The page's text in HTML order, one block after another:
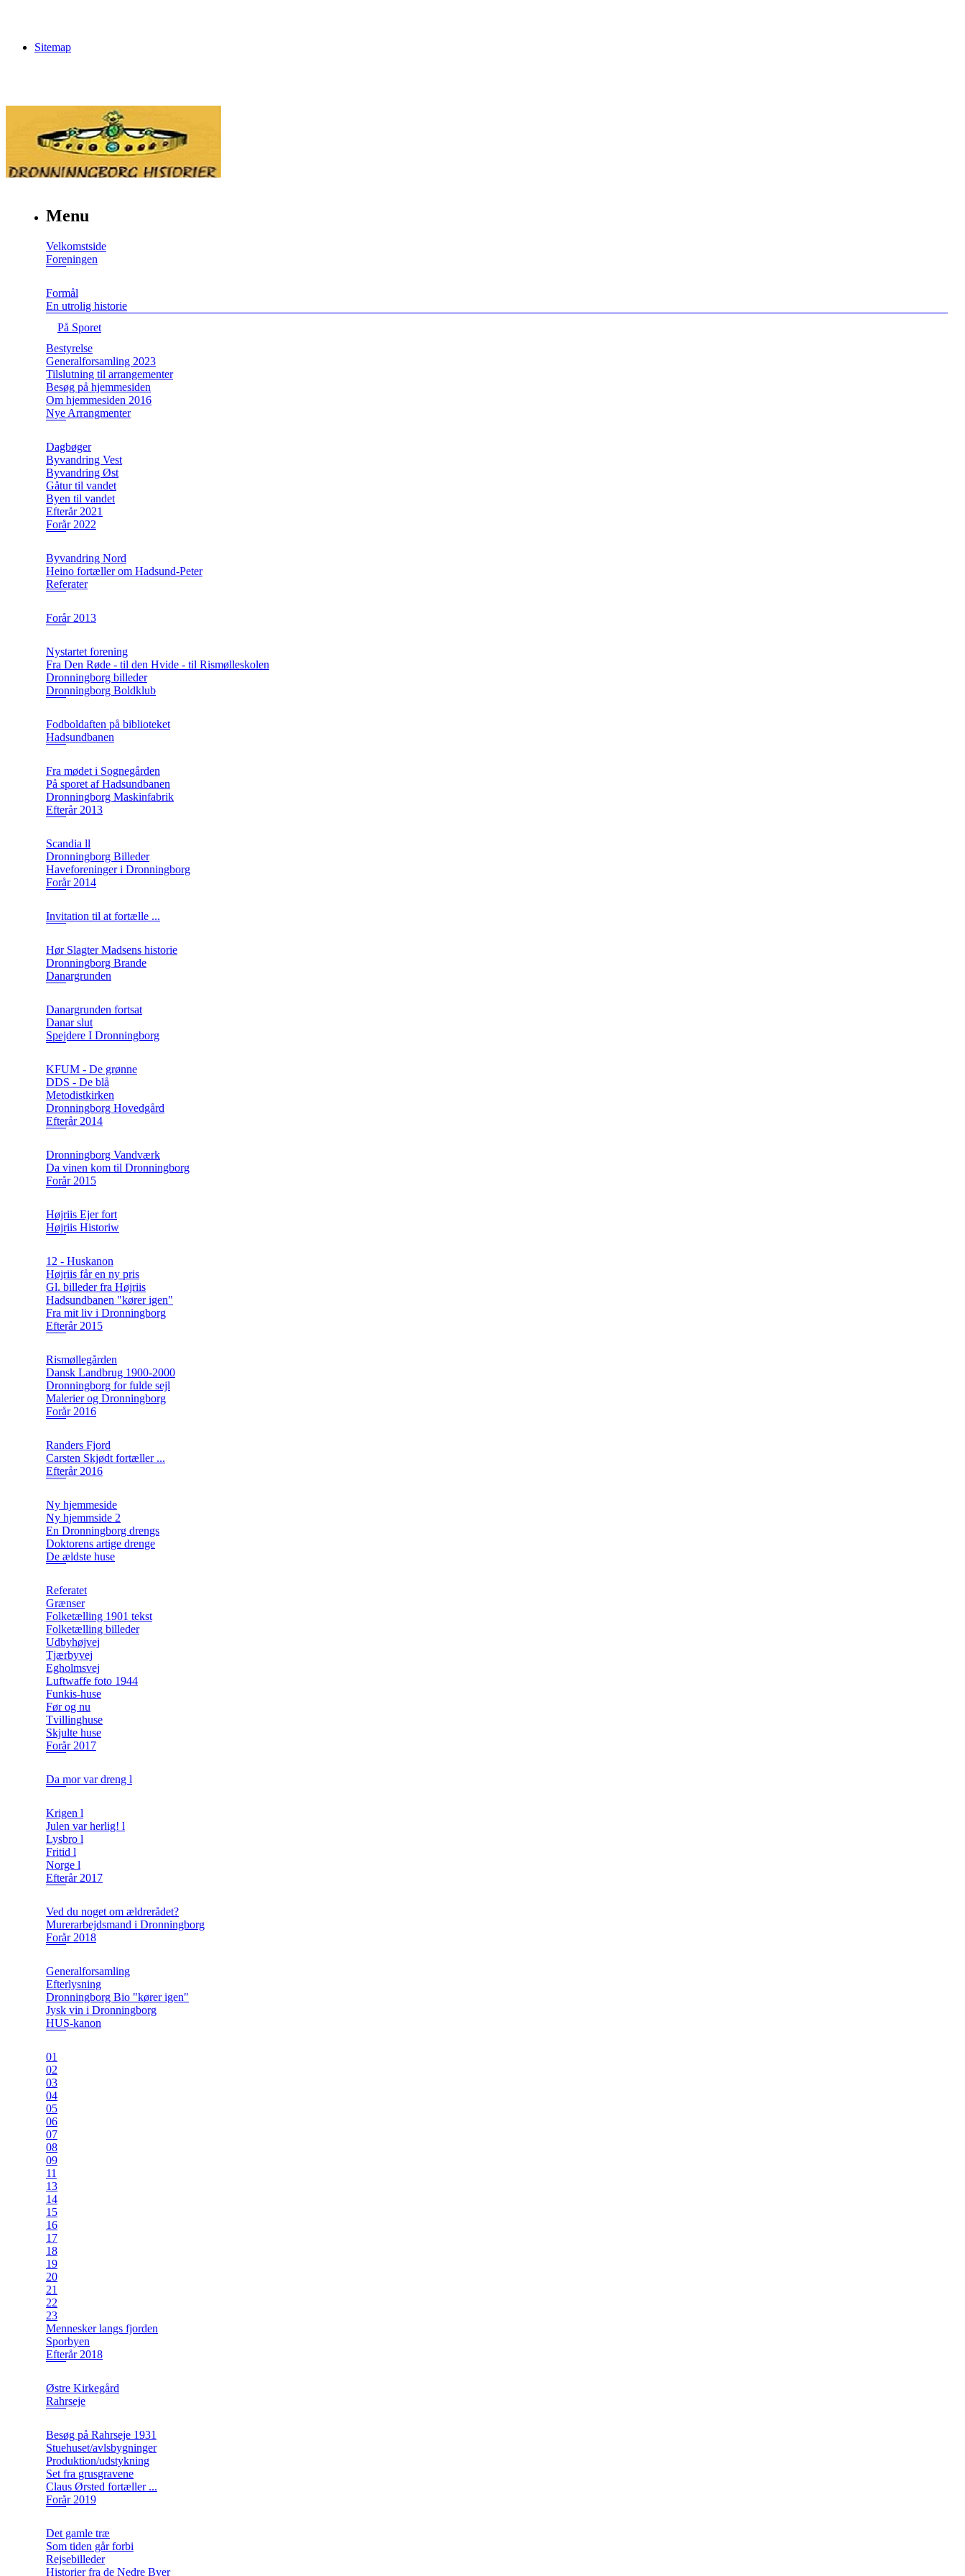
Sitemap
Menu
Velkomstside
Foreningen
Formål
En utrolig historie
På Sporet
Bestyrelse
Generalforsamling 2023
Tilslutning til arrangementer
Besøg på hjemmesiden
Om hjemmesiden 2016
Nye Arrangmenter
Dagbøger
Byvandring Vest
Byvandring Øst
Gåtur til vandet
Byen til vandet
Efterår 2021
Forår 2022
Byvandring Nord
Heino fortæller om Hadsund-Peter
Referater
Forår 2013
Nystartet forening
Fra Den Røde - til den Hvide - til Rismølleskolen
Dronningborg billeder
Dronningborg Boldklub
Fodboldaften på biblioteket
Hadsundbanen
Fra mødet i Sognegården
På sporet af Hadsundbanen
Dronningborg Maskinfabrik
Efterår 2013
Scandia ll
Dronningborg Billeder
Haveforeninger i Dronningborg
Forår 2014
Invitation til at fortælle ...
Hør Slagter Madsens historie
Dronningborg Brande
Danargrunden
Danargrunden fortsat
Danar slut
Spejdere I Dronningborg
KFUM - De grønne
DDS - De blå
Metodistkirken
Dronningborg Hovedgård
Efterår 2014
Dronningborg Vandværk
Da vinen kom til Dronningborg
Forår 2015
Højriis Ejer fort
Højriis Historiw
12 - Huskanon
Højriis får en ny pris
Gl. billeder fra Højriis
Hadsundbanen "kører igen"
Fra mit liv i Dronningborg
Efterår 2015
Rismøllegården
Dansk Landbrug 1900-2000
Dronningborg for fulde sejl
Malerier og Dronningborg
Forår 2016
Randers Fjord
Carsten Skjødt fortæller ...
Efterår 2016
Ny hjemmeside
Ny hjemmside 2
En Dronningborg drengs
Doktorens artige drenge
De ældste huse
Referatet
Grænser
Folketælling 1901 tekst
Folketælling billeder
Udbyhøjvej
Tjærbyvej
Egholmsvej
Luftwaffe foto 1944
Funkis-huse
Før og nu
Tvillinghuse
Skjulte huse
Forår 2017
Da mor var dreng l
Krigen l
Julen var herlig! l
Lysbro l
Fritid l
Norge l
Efterår 2017
Ved du noget om ældrerådet?
Murerarbejdsmand i Dronningborg
Forår 2018
Generalforsamling
Efterlysning
Dronningborg Bio "kører igen"
Jysk vin i Dronningborg
HUS-kanon
01
02
03
04
05
06
07
08
09
11
13
14
15
16
17
18
19
20
21
22
23
Mennesker langs fjorden
Sporbyen
Efterår 2018
Østre Kirkegård
Rahrseje
Besøg på Rahrseje 1931
Stuehuset/avlsbygninger
Produktion/udstykning
Set fra grusgravene
Claus Ørsted fortæller ...
Forår 2019
Det gamle træ
Som tiden går forbi
Rejsebilleder
Historier fra de Nedre Byer